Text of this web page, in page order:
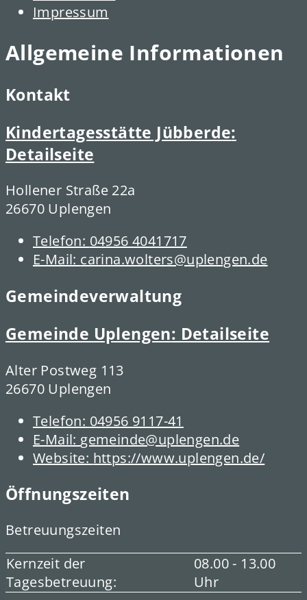
Impressum
Allgemeine Informationen
Kontakt
Kindertagesstätte Jübberde:
Detailseite
Hollener Straße 22a
26670 Uplengen
Telefon: 04956 4041717
E-Mail: carina.wolters@uplengen.de
Gemeindeverwaltung
Gemeinde Uplengen: Detailseite
Alter Postweg 113
26670 Uplengen
Telefon: 04956 9117-41
E-Mail: gemeinde@uplengen.de
Website: https://www.uplengen.de/
Öffnungszeiten
Betreuungszeiten
Kernzeit der
Tagesbetreuung:
08.00 - 13.00
Uhr